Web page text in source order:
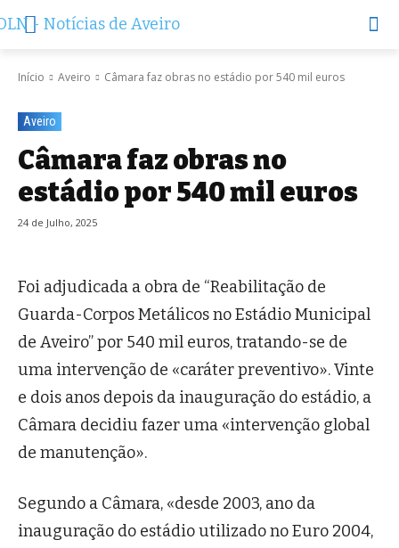
Início Aveiro Câmara faz obras no estádio por 540 mil euros
Aveiro
Câmara faz obras no
estádio por 540 mil euros
24 de Julho, 2025
Foi adjudicada a obra de “Reabilitação de
Guarda-Corpos Metálicos no Estádio Municipal
de Aveiro” por 540 mil euros, tratando-se de
uma intervenção de «caráter preventivo». Vinte
e dois anos depois da inauguração do estádio, a
Câmara decidiu fazer uma «intervenção global
de manutenção».
Segundo a Câmara, «desde 2003, ano da
inauguração do estádio utilizado no Euro 2004,